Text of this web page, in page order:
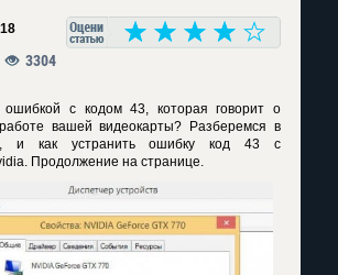
3304
ошибкой с кодом 43, которая говорит о
вашей видеокарты? Разберемся в
и как устранить ошибку код 43 с
Продолжение на странице.